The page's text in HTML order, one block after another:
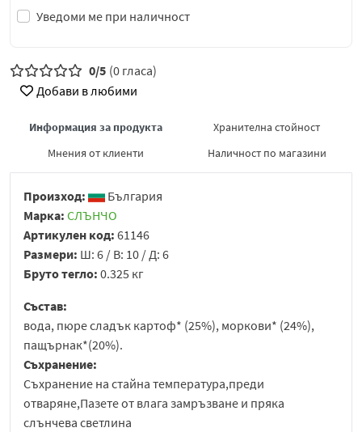
Уведоми ме при наличност
0/5 (0 гласа)
Добави в любими
Информация за продукта
Хранителна стойност
Мнения от клиенти
Наличност по магазини
Произход:
България
Марка: СЛЪНЧО
Артикулен код: 61146
Размери: Ш: 6 / В: 10 / Д: 6
Бруто тегло: 0.325 кг
Състав:
вода, пюре сладък картоф* (25%), моркови* (24%),
пащърнак*(20%).
Съхранение:
Съхранение на стайна температура,преди
отваряне,Пазете от влага замръзване и пряка
слънчева светлина